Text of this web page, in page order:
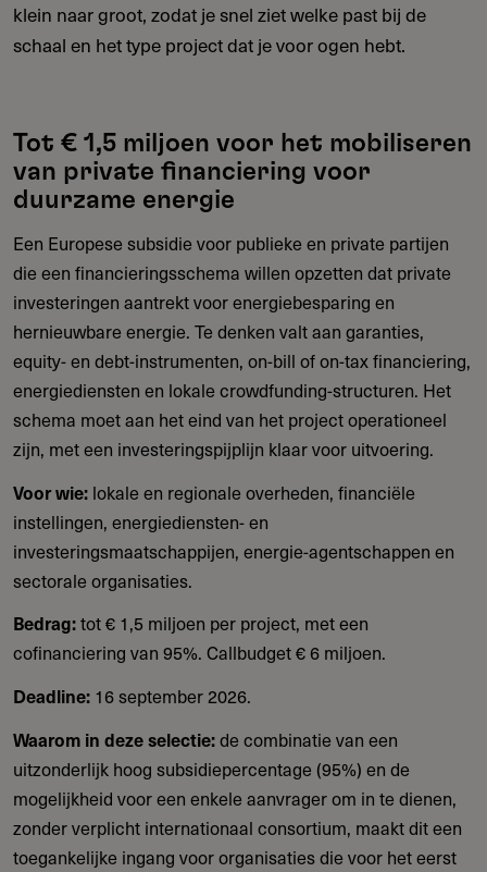
klein naar groot, zodat je snel ziet welke past bij de
schaal en het type project dat je voor ogen hebt.
Tot € 1,5 miljoen voor het mobiliseren
van private financiering voor
duurzame energie
Een Europese subsidie voor publieke en private partijen
die een financieringsschema willen opzetten dat private
investeringen aantrekt voor energiebesparing en
hernieuwbare energie. Te denken valt aan garanties,
equity- en debt-instrumenten, on-bill of on-tax financiering,
energiediensten en lokale crowdfunding-structuren. Het
schema moet aan het eind van het project operationeel
zijn, met een investeringspijplijn klaar voor uitvoering.
Voor wie: lokale en regionale overheden, financiële
instellingen, energiediensten- en
investeringsmaatschappijen, energie-agentschappen en
sectorale organisaties.
Bedrag:tot € 1,5 miljoen per project, met een
cofinanciering van 95%. Callbudget € 6 miljoen.
Deadline: 16 september 2026.
Waarom in deze selectie:de combinatie van een
uitzonderlijk hoog subsidiepercentage (95%) en de
mogelijkheid voor een enkele aanvrager om in te dienen,
zonder verplicht internationaal consortium, maakt dit een
toegankelijke ingang voor organisaties die voor het eerst